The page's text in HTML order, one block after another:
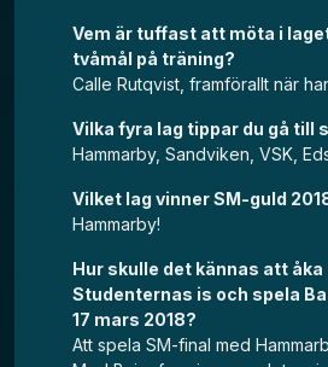
Vem är tuffast att möta i
tvåmål på träning?
Calle Rutqvist, framförallt när
Vilka fyra lag tippar du gå till
Hammarby, Sandviken, VSK,
Vilket lag vinner SM-guld
Hammarby!
Hur skulle det kännas att åka
Studenternas is och spela
17 mars 2018?
Att spela SM-final med